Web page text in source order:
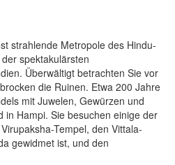
strahlende Metropole des Hindu-
spektakulärsten
Überwältigt betrachten Sie vor
die Ruinen. Etwa 200 Jahre
mit Juwelen, Gewürzen und
in Hampi. Sie besuchen einige der
Tempel, den Vittala-
gewidmet ist, und den